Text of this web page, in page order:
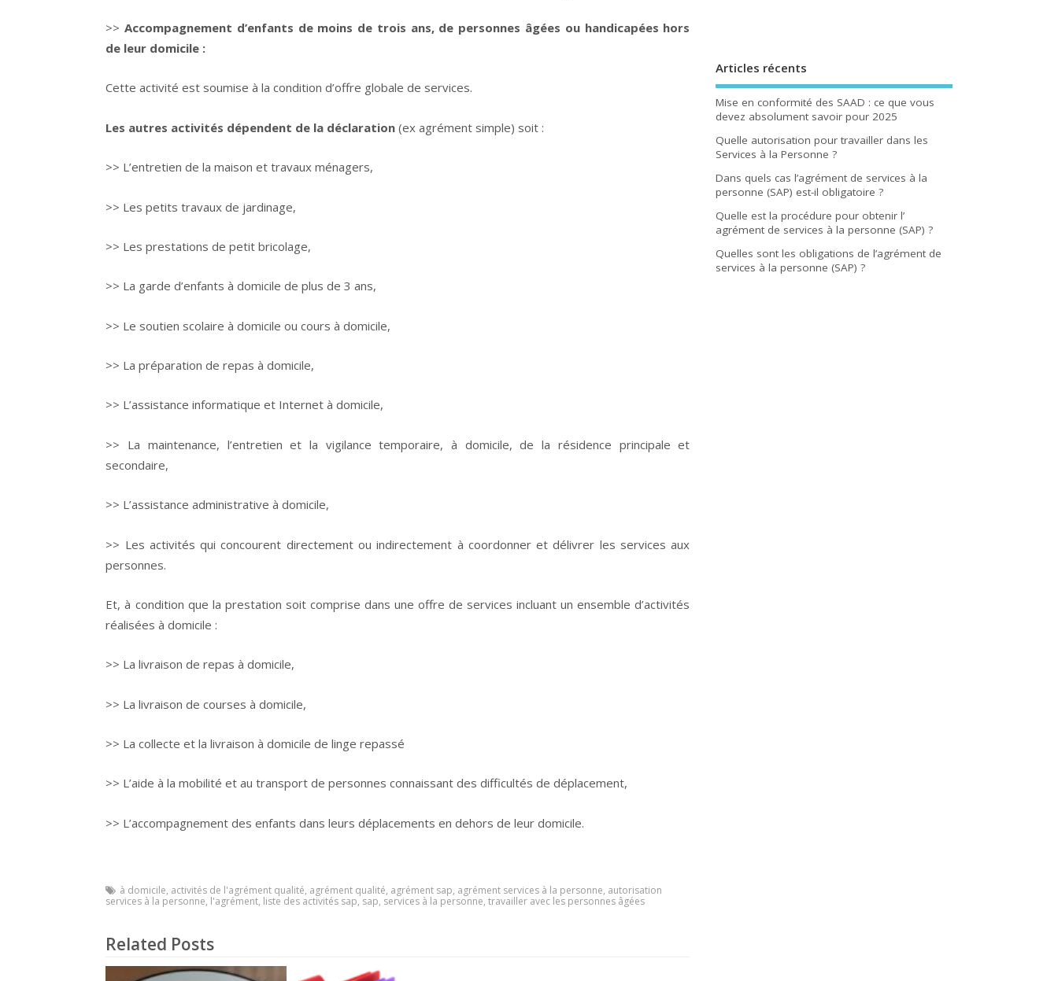
>>Accompagnement d’enfants de moins de trois ans, de personnes âgées ou handicapées hors
de leur domicile :
Cette activité est soumise à la condition d’offre globale de services.
Les autres activités dépendent de la déclaration (ex agrément simple) soit :
>> L’entretien de la maison et travaux ménagers,
>> Les petits travaux de jardinage,
>> Les prestations de petit bricolage,
>> La garde d’enfants à domicile de plus de 3 ans,
>> Le soutien scolaire à domicile ou cours à domicile,
>> La préparation de repas à domicile,
>> L’assistance informatique et Internet à domicile,
>> La maintenance, l’entretien et la vigilance temporaire, à domicile, de la résidence principale et
secondaire,
>> L’assistance administrative à domicile,
>> Les activités qui concourent directement ou indirectement à coordonner et délivrer les services aux
personnes.
Et, à condition que la prestation soit comprise dans une offre de services incluant un ensemble d’activités
réalisées à domicile :
>> La livraison de repas à domicile,
>> La livraison de courses à domicile,
>> La collecte et la livraison à domicile de linge repassé
>> L’aide à la mobilité et au transport de personnes connaissant des difficultés de déplacement,
>> L’accompagnement des enfants dans leurs déplacements en dehors de leur domicile.
à domicile, activités de l'agrément qualité, agrément qualité, agrément sap, agrément services à la personne, autorisation
services à la personne, l'agrément, liste des activités sap, sap, services à la personne,travailler avec les personnes âgées
Related Posts
Articles récents
Mise en conformité des SAAD : ce que vous
devez absolument savoir pour 2025
Quelle autorisation pour travailler dans les
Services à la Personne ?
Dans quels cas l’agrément de services à la
personne (SAP) est-il obligatoire ?
Quelle est la procédure pour obtenir l’
agrément de services à la personne (SAP) ?
Quelles sont les obligations de l’agrément de
services à la personne (SAP) ?